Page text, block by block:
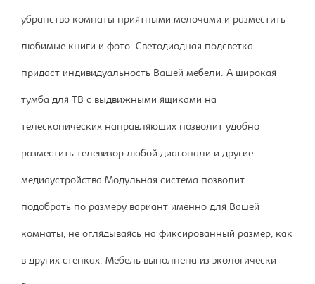
убранство комнаты приятными мелочами и разместить
любимые книги и фото. Светодиодная подсветка
придаст индивидуальность Вашей мебели. А широкая
тумба для ТВ с выдвижными ящиками на
телескопических направляющих позволит удобно
разместить телевизор любой диагонали и другие
медиаустройства Модульная система позволит
подобрать по размеру вариант именно для Вашей
комнаты, не оглядываясь на фиксированный размер, как
в других стенках. Мебель выполнена из экологически